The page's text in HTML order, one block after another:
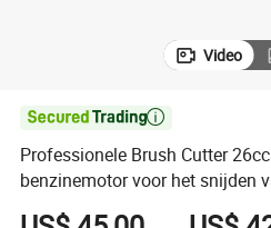
Video

Professionele Brush Cutter
benzinemotor voor het snijden